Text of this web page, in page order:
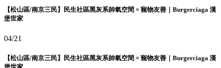
【松山區/南京三民】民生社區黑灰系帥氣空間 × 寵物友善｜Burgerciaga 漢
堡世家
04/21
【松山區/南京三民】民生社區黑灰系帥氣空間 × 寵物友善｜Burgerciaga 漢